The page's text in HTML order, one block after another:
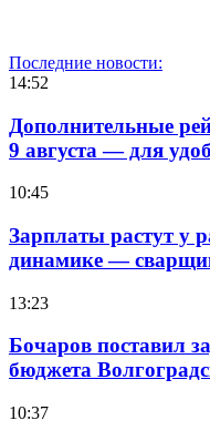
Последние новости:
14:52
Дополнительные
9 августа — для
10:45
Зарплаты растут у
динамике —
13:23
Бочаров поставил
бюджета
10:37